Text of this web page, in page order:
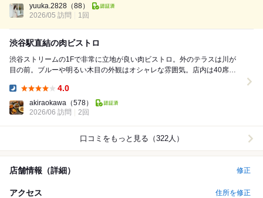
付きのコ...yuuka.2828 （88）
2026/05 訪問
1回
渋谷駅直結の肉ビストロ
渋谷ストリームの1Fで非常に立地が良い肉ビストロ。外のテラスは川が
目の前。ブルーや明るい木目の外観はオシャレな雰囲気。店内は40席ほ
4.0
akiraokawa （578）
2026/06 訪問
2回
口コミをもっと見る（322人）
店舗情報（詳細） 修正
アクセス 住所を修正